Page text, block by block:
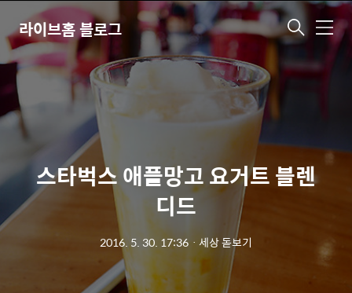
라이브홈 블로그 메
뉴
스타벅스 애플망고 요거트 블렌
디드
2016. 5. 30. 17:36 ㆍ 세상 돋보기